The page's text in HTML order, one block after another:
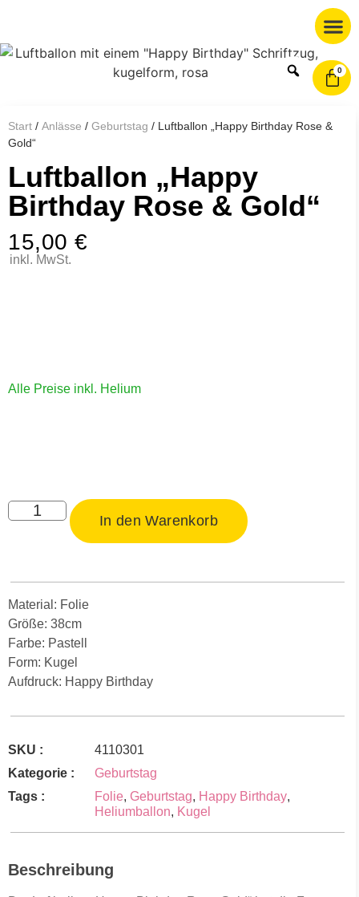
0
Start / Anlässe / Geburtstag / Luftballon „Happy Birthday Rose &
Gold“
Luftballon „Happy
Birthday Rose & Gold“
15,00 €
inkl. MwSt.
Alle Preise inkl. Helium
In den Warenkorb
Material: Folie
Größe: 38cm
Farbe: Pastell
Form: Kugel
Aufdruck: Happy Birthday
SKU :
4110301
Kategorie :
Geburtstag
Tags :
Folie, Geburtstag, Happy Birthday,
Heliumballon, Kugel
Beschreibung